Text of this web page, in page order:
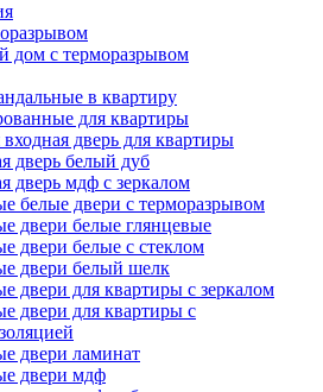
дом с терморазрывом
в квартиру
для квартиры
дверь для квартиры
дверь белый дуб
дверь мдф с зеркалом
белые двери с терморазрывом
двери белые глянцевые
двери белые с стеклом
двери белый шелк
двери для квартиры с зеркалом
двери для квартиры с
двери ламинат
двери мдф